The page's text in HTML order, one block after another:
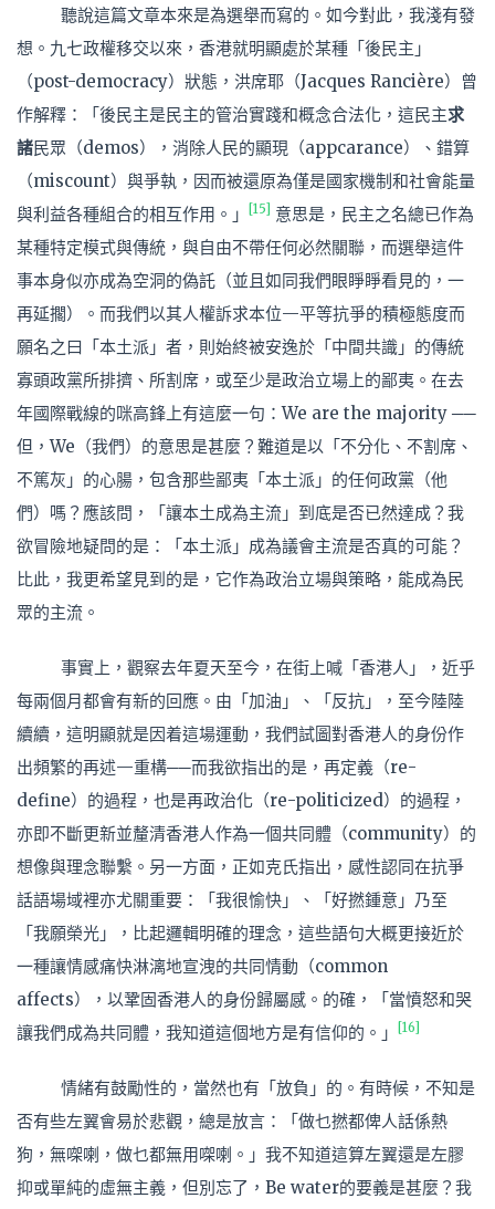
聽說這篇文章本來是為選舉而寫的。如今對此，我淺有發
想。九七政權移交以來，香港就明顯處於某種「後民主」
（post-democracy）狀態，洪席耶（Jacques Rancière）曾
作解釋：「後民主是民主的管治實踐和概念合法化，這民主求
諸民眾（demos），消除人民的顯現（appcarance）、錯算
（miscount）與爭執，因而被還原為僅是國家機制和社會能量
與利益各種組合的相互作用。」
[15]
意思是，民主之名總已作為
某種特定模式與傳統，與自由不帶任何必然關聯，而選舉這件
事本身似亦成為空洞的偽託（並且如同我們眼睜睜看見的，一
再延擱）。而我們以其人權訴求本位—平等抗爭的積極態度而
願名之曰「本土派」者，則始終被安逸於「中間共識」的傳統
寡頭政黨所排擠、所割席，或至少是政治立場上的鄙夷。在去
年國際戰線的咪高鋒上有這麼一句：We are the majority ──
但，We（我們）的意思是甚麼？難道是以「不分化、不割席、
不篤灰」的心腸，包含那些鄙夷「本土派」的任何政黨（他
們）嗎？應該問，「讓本土成為主流」到底是否已然達成？我
欲冒險地疑問的是：「本土派」成為議會主流是否真的可能？
比此，我更希望見到的是，它作為政治立場與策略，能成為民
眾的主流。
事實上，觀察去年夏天至今，在街上喊「香港人」，近乎
每兩個月都會有新的回應。由「加油」、「反抗」，至今陸陸
續續，這明顯就是因着這場運動，我們試圖對香港人的身份作
出頻繁的再述—重構──而我欲指出的是，再定義（re-
define）的過程，也是再政治化（re-politicized）的過程，
亦即不斷更新並釐清香港人作為一個共同體（community）的
想像與理念聯繫。另一方面，正如克氏指出，感性認同在抗爭
話語場域裡亦尤關重要：「我很愉快」、「好撚鍾意」乃至
「我願榮光」，比起邏輯明確的理念，這些語句大概更接近於
一種讓情感痛快淋漓地宣洩的共同情動（common
affects），以鞏固香港人的身份歸屬感。的確，「當憤怒和哭
讓我們成為共同體，我知道這個地方是有信仰的。」
[16]
情緒有鼓勵性的，當然也有「放負」的。有時候，不知是
否有些左翼會易於悲觀，總是放言：「做乜撚都俾人話係熱
狗，無㗎喇，做乜都無用㗎喇。」我不知道這算左翼還是左膠
抑或單純的虛無主義，但別忘了，Be water的要義是甚麼？我